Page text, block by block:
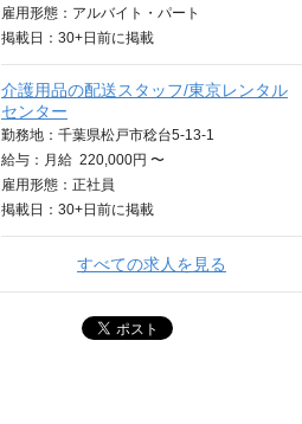
雇用形態：アルバイト・パート
掲載日： 30+日 前に掲載
介護用品の配送スタッフ/東京レンタル
センター
勤務地：千葉県松戸市稔台5-13-1
給与： 月給 220,000円 〜
雇用形態：正社員
掲載日： 30+日 前に掲載
すべての求人を見る